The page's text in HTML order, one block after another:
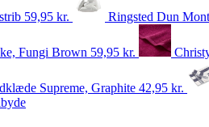
59,95 kr. Ringsted Dun
Fungi Brown 59,95 kr.
Supreme, Graphite 42,95 kr.